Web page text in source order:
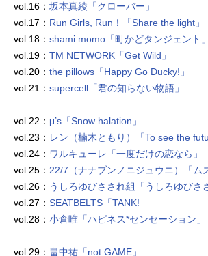
vol.16： 坂本真綾「クローバー」
vol.17： Run Girls, Run！「Share the light」
vol.18： shami momo「町かどタンジェント」
vol.19： TM NETWORK「Get Wild」
vol.20： the pillows「Happy Go Ducky!」
vol.21： supercell「君の知らない物語」
vol.22： μ’s「Snow halation」
vol.23： レン（楠木ともり）「To see the
vol.24： ワルキューレ「一度だけの恋なら」
vol.25： 22/7（ナナブンノニジュウニ）「ム
vol.26： うしろゆびさされ組「うしろゆびさ
vol.27： SEATBELTS「TANK!
vol.28： 小倉唯「ハピネス*センセーション」
vol.29： 畠中祐「not GAME」